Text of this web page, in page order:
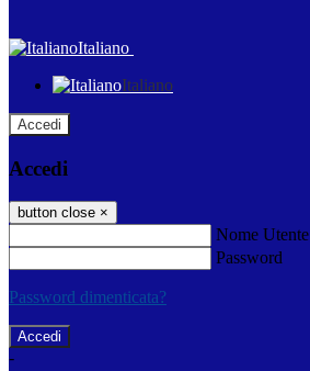
Italiano
Italiano
Accedi
Accedi
button close ×
Nome Utente
Password
Password dimenticata?
-